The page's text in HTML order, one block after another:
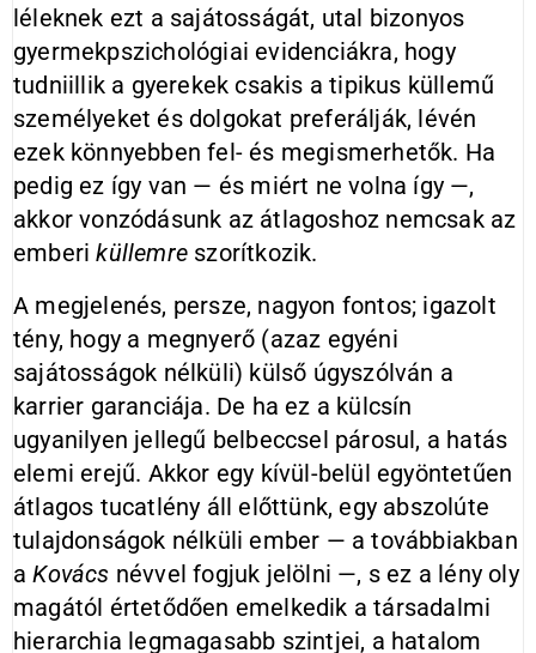
léleknek ezt a sajátosságát, utal bizonyos
gyermekpszichológiai evidenciákra, hogy
tudniillik a gyerekek csakis a tipikus küllemű
személyeket és dolgokat preferálják, lévén
ezek könnyebben fel- és megismerhetők. Ha
pedig ez így van — és miért ne volna így —,
akkor vonzódásunk az átlagoshoz nemcsak az
emberiküllemre szorítkozik.
A megjelenés, persze, nagyon fontos; igazolt
tény, hogy a megnyerő (azaz egyéni
sajátosságok nélküli) külső úgyszólván a
karrier garanciája. De ha ez a külcsín
ugyanilyen jellegű belbeccsel párosul, a hatás
elemi erejű. Akkor egy kívül-belül egyöntetűen
átlagos tucatlény áll előttünk, egy abszolúte
tulajdonságok nélküli ember — a továbbiakban
aKovács névvel fogjuk jelölni —, s ez a lény oly
magától értetődően emelkedik a társadalmi
hierarchia legmagasabb szintjei, a hatalom